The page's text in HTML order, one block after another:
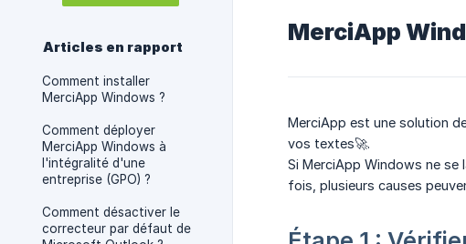
Articles en rapport
Comment installer
MerciApp Windows ?
Comment déployer
MerciApp Windows à
l'intégralité d'une
entreprise (GPO) ?
Comment désactiver le
correcteur par défaut de
MerciApp
MerciApp est une solution
vos textes🚀.
Si MerciApp Windows ne
fois, plusieurs causes